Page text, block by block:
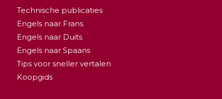
Technische publicaties
Engels naar Frans
Engels naar Duits
Engels naar Spaans
Tips voor sneller vertalen
Koopgids